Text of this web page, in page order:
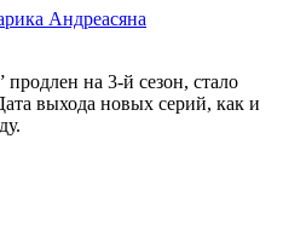
Андреасяна
на 3-й сезон, стало
выхода новых серий, как и